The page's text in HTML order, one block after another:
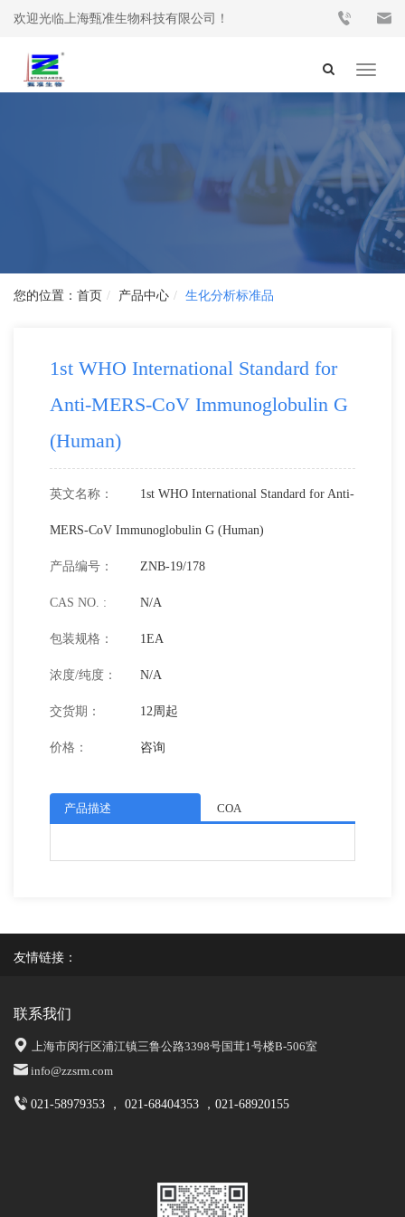
欢迎光临上海甄准生物科技有限公司！
Toggle
首页 产品中心 生化分析标准品
1st WHO International Standard for
Anti-MERS-CoV Immunoglobulin G
(Human)
英文名称： 1st WHO International Standard for Anti-
MERS-CoV Immunoglobulin G (Human)
产品编号： ZNB-19/178
CAS NO. : N/A
包装规格： 1EA
浓度/纯度： N/A
交货期： 12周起
价格： 咨询
产品描述 COA
友情链接：
联系我们
上海市闵行区浦江镇三鲁公路3398号国茸1号楼B-506室
info@zzsrm.com
021-58979353 ， 021-68404353 ，021-68920155